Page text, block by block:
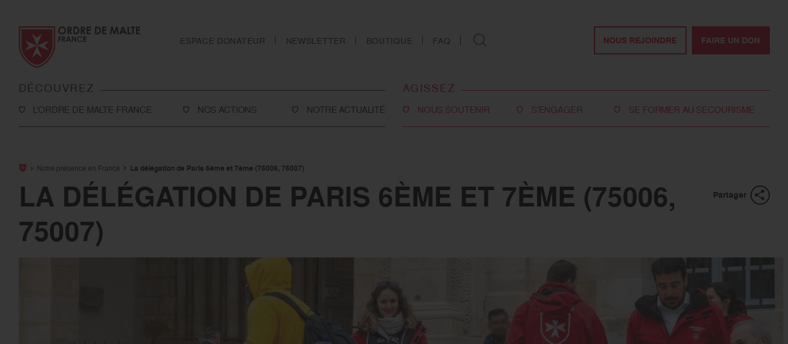
ESPACE DONATEUR NEWSLETTER BOUTIQUE FAQ NOUS REJOINDRE FAIRE UN DON
DÉCOUVREZ
L’ORDRE DE MALTE FRANCE
Rapport d'activité et ressources financières
Notre présence en France
Notre présence à l’international
NOS ACTIONS
International
NOTRE ACTUALITÉ
AGISSEZ
NOUS SOUTENIR
Legs, donations et
S'ENGAGER
Rejoindre la délégation
des jeunes
SE FORMER AU SECOURISME
Notre présence en France La délégation de Paris 6ème et 7ème (75006, 75007)
Partager
LA DÉLÉGATION DE PARIS 6ÈME ET 7ÈME (75006,
75007)